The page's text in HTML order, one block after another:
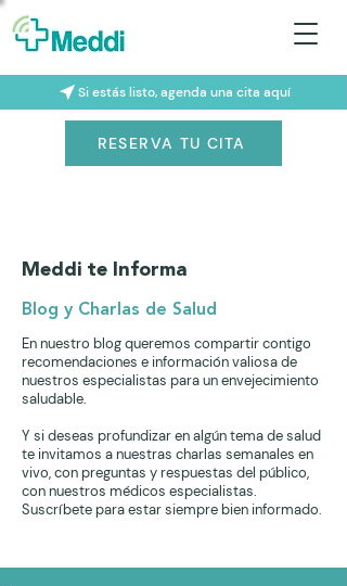
Si estás listo, agenda una cita aquí
RESERVA TU CITA
Meddi te Informa
Blog y Charlas de Salud
En nuestro blog queremos compartir contigo
recomendaciones e información valiosa de
nuestros especialistas para un envejecimiento
saludable.
Y si deseas profundizar en algún tema de salud
te invitamos a nuestras charlas semanales en
vivo, con preguntas y respuestas del público,
con nuestros médicos especialistas.
Suscríbete para estar siempre bien informado.